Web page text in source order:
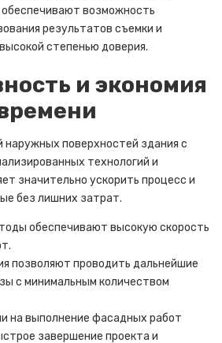
возможность
результатов съемки и
степенью доверия.
и экономия
наружных поверхностей здания с
технологий и
значительно ускорить процесс и
без лишних затрат.
обеспечивают высокую скорость
позволяют проводить дальнейшие
с минимальным количеством
на выполнение фасадных работ
завершение проекта и